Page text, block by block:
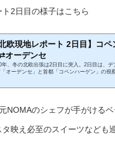
2日目の様子はこちら
北欧現地レポート 2日目】コ
オーデンセ
年、冬の北欧出張は2日目に突入。2日目は、デ
オーデンセ」と首都「コペンハーゲン」の視
NOMAのシェフが手がける
タ映え必至のスイーツなども